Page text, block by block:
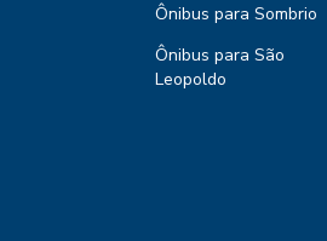
Ônibus para Sombrio
Ônibus para São
Leopoldo